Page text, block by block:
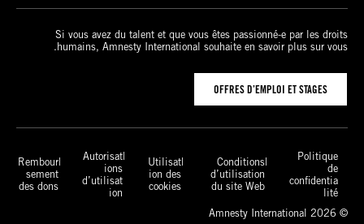
Si vous avez du talent et que vous êtes passionné-e par les droits
humains, Amnesty International souhaite en savoir plus sur vous.
OFFRES D’EMPLOI ET STAGES
Politique
de
confidentia
lité
Conditions
d’utilisation
du site Web
Utilisat
ion des
cookies
Autorisat
ions
d’utilisat
ion
Rembour
sement
des dons
© 2026 Amnesty International